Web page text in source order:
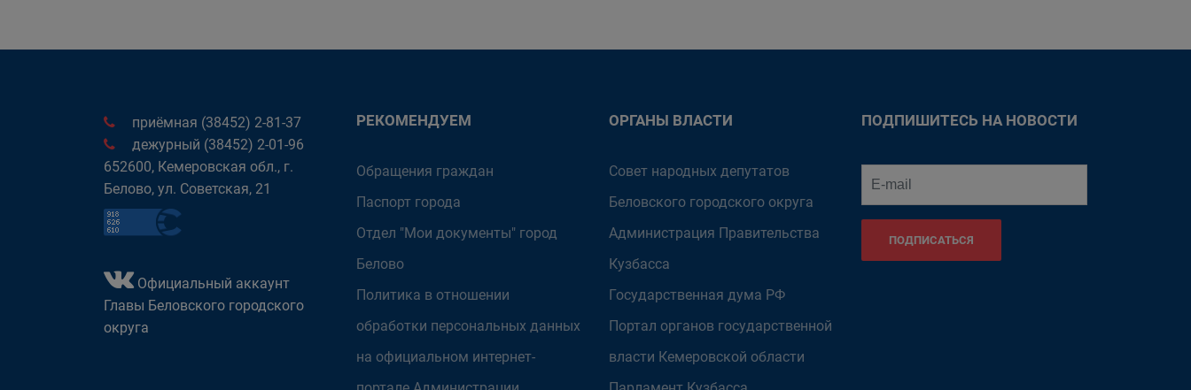
приёмная (38452) 2-81-37
дежурный (38452) 2-01-96
652600, Кемеровская обл., г.
Белово, ул. Советская, 21
Официальный аккаунт
Главы Беловского городского
округа
РЕКОМЕНДУЕМ
Обращения граждан
Паспорт города
Отдел "Мои документы" город
Белово
Политика в отношении
обработки персональных данных
на официальном интернет-
ОРГАНЫ ВЛАСТИ
Совет народных депутатов
Беловского городского округа
Администрация Правительства
Кузбасса
Государственная дума РФ
Портал органов государственной
власти Кемеровской области
ПОДПИШИТЕСЬ НА НОВОСТИ
ПОДПИСАТЬСЯ